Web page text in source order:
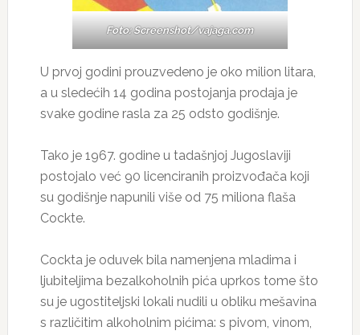
Foto: Screenshot/vajaga.com
U prvoj godini prouzvedeno je oko milion litara,
a u sledećih 14 godina postojanja prodaja je
svake godine rasla za 25 odsto godišnje.
Tako je 1967. godine u tadašnjoj Jugoslaviji
postojalo već 90 licenciranih proizvođača koji
su godišnje napunili više od 75 miliona flaša
Cockte.
Cockta je oduvek bila namenjena mladima i
ljubiteljima bezalkoholnih pića uprkos tome što
su je ugostiteljski lokali nudili u obliku mešavina
s različitim alkoholnim pićima: s pivom, vinom,